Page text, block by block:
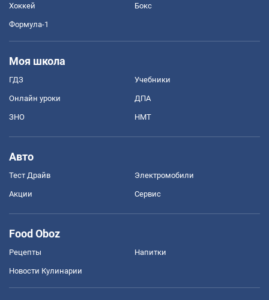
Хоккей Бокс
Формула-1
Моя школа
ГДЗ Учебники
Онлайн уроки ДПА
ЗНО НМТ
Авто
Тест Драйв Электромобили
Акции Сервис
Food Oboz
Рецепты Напитки
Новости Кулинарии